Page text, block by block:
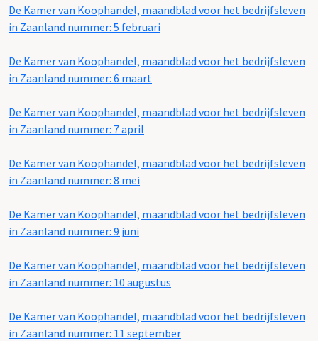
De Kamer van Koophandel, maandblad voor het bedrijfsleven
in Zaanland nummer: 5 februari
De Kamer van Koophandel, maandblad voor het bedrijfsleven
in Zaanland nummer: 6 maart
De Kamer van Koophandel, maandblad voor het bedrijfsleven
in Zaanland nummer: 7 april
De Kamer van Koophandel, maandblad voor het bedrijfsleven
in Zaanland nummer: 8 mei
De Kamer van Koophandel, maandblad voor het bedrijfsleven
in Zaanland nummer: 9 juni
De Kamer van Koophandel, maandblad voor het bedrijfsleven
in Zaanland nummer: 10 augustus
De Kamer van Koophandel, maandblad voor het bedrijfsleven
in Zaanland nummer: 11 september